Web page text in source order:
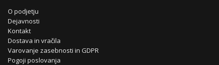
O podjetju
Dejavnosti
Kontakt
Dostava in vračila
Varovanje zasebnosti in GDPR
Pogoji poslovanja